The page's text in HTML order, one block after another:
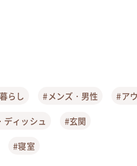
らし #メンズ・男性 #ア
ディッシュ #玄関
#寝室